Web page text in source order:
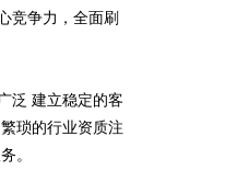
竞争力，全面刷
泛 建立稳定的客
琐的行业资质注
。